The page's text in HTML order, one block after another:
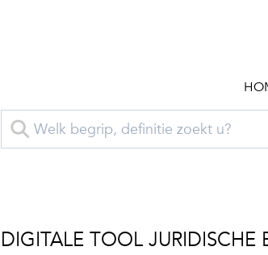
DIGITALE TOOL JURIDISCHE